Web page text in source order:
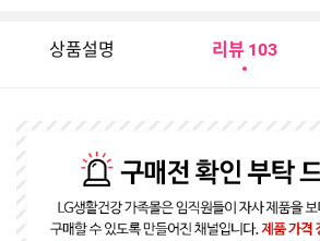
상품설명 리뷰 103